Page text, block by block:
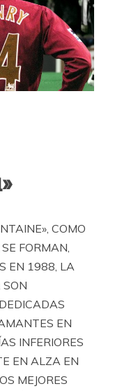
COMO
FORMAN,
EN 1988, LA
SON
EN
INFERIORES
EN ALZA EN
MEJORES